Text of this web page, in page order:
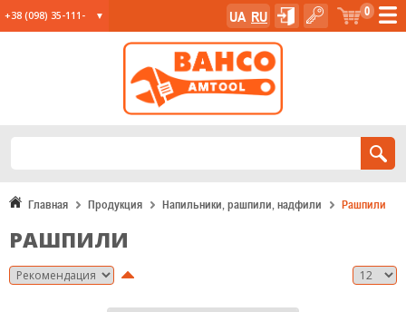
+38 (098) 35-111- 0
UA RU
Главная Продукция Напильники, рашпили, надфили Рашпили
РАШПИЛИ